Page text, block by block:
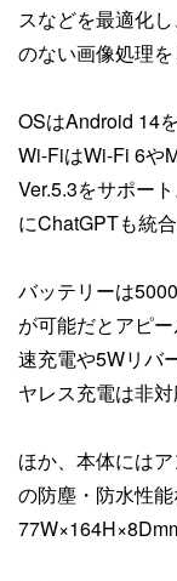
スなどを最適化
のない画像処理を
OSはAndroid 14
Wi-FiはWi-Fi 6や
Ver.5.3をサポー
にChatGPTも統合
バッテリーは
が可能だとアピ
速充電や5Wリバ
ヤレス充電は非対
ほか、本体には
の防塵・防水性